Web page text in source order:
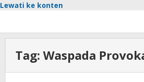
Lewati ke konten
Tag: Waspada